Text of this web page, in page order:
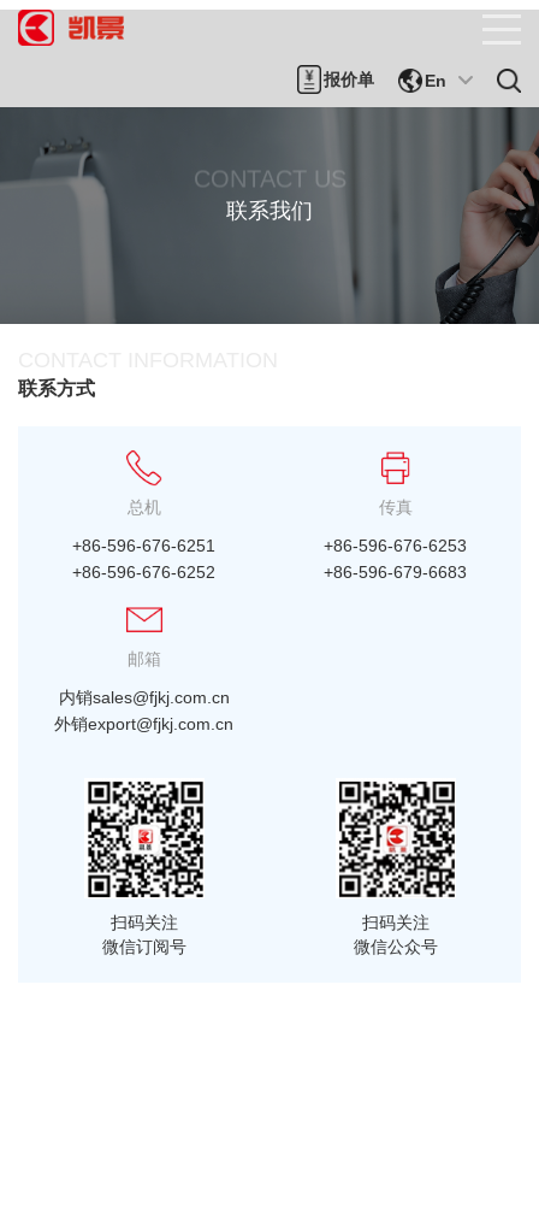
报价单 En
CONTACT US
联系我们
联系方式
总机
+86-596-676-6251
+86-596-676-6252
传真
+86-596-676-6253
+86-596-679-6683
邮箱
内销sales@fjkj.com.cn
外销export@fjkj.com.cn
扫码关注
微信订阅号
扫码关注
微信公众号